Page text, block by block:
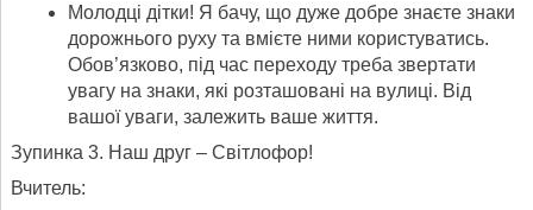
Молодці дітки! Я бачу, що дуже добре знаєте знаки
дорожнього руху та вмієте ними користуватись.
Обов’язково, під час переходу треба звертати
увагу на знаки, які розташовані на вулиці. Від
вашої уваги, залежить ваше життя.
Зупинка 3. Наш друг – Світлофор!
Вчитель: